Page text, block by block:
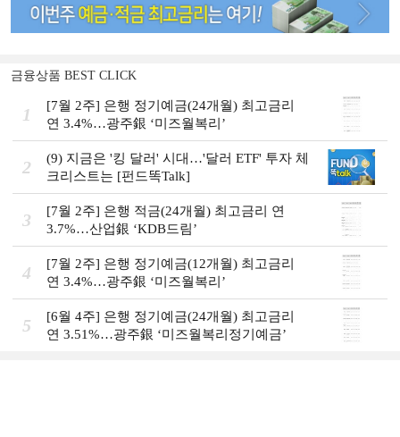
금융상품 BEST CLICK
1
[7월 2주] 은행 정기예금(24개월) 최고금리
연 3.4%…광주銀 ‘미즈월복리’
2
(9) 지금은 '킹 달러' 시대…'달러 ETF' 투자 체
크리스트는 [펀드똑Talk]
3
[7월 2주] 은행 적금(24개월) 최고금리 연
3.7%…산업銀 ‘KDB드림’
4
[7월 2주] 은행 정기예금(12개월) 최고금리
연 3.4%…광주銀 ‘미즈월복리’
5
[6월 4주] 은행 정기예금(24개월) 최고금리
연 3.51%…광주銀 ‘미즈월복리정기예금’